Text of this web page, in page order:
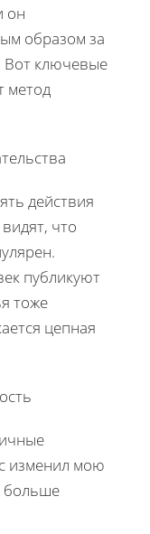
он
образом за
Вот ключевые
метод
действия
что
публикуют
тоже
цепная
изменил мою
больше